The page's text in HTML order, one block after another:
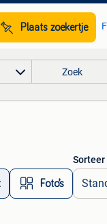
Plaats zoekertje
Zoek
Foto’s
Sorteer